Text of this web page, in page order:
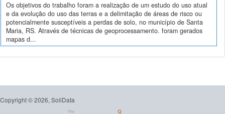
Os objetivos do trabalho foram a realização de um estudo do uso atual
e da evolução do uso das terras e a delimitação de áreas de risco ou
potencialmente susceptíveis a perdas de solo, no município de Santa
Maria, RS. Através de técnicas de geoprocessamento. foram gerados
mapas d...
Copyright © 2026, SoilData